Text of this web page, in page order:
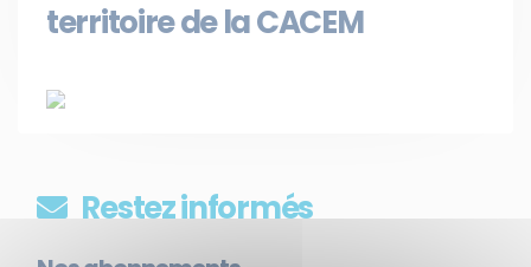
territoire de la CACEM
Restez informés